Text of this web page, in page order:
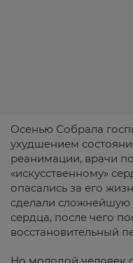
Осенью Собрала
ухудшением
реанимации, врачи
«искусственному»
опасались за его
сделали
сердца, после чего
восстановительный